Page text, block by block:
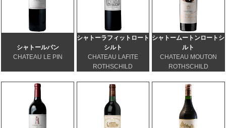
シャトールパン
CHATEAU LE PIN
シャトーラフィット ロート
シルト
CHATEAU LAFITE
ROTHSCHILD
シャトームートンロートシ
ルト
CHATEAU MOUTON
ROTHSCHILD